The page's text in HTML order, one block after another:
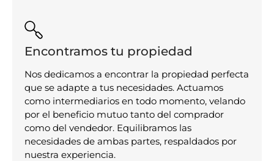
Encontramos tu propiedad
Nos dedicamos a encontrar la propiedad perfecta
que se adapte a tus necesidades. Actuamos
como intermediarios en todo momento, velando
por el beneficio mutuo tanto del comprador
como del vendedor. Equilibramos las
necesidades de ambas partes, respaldados por
nuestra experiencia.